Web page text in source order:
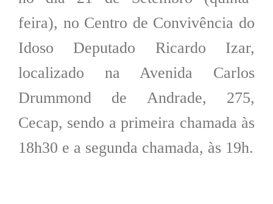
feira), no Centro de Convivência do
Idoso Deputado Ricardo Izar,
localizado na Avenida Carlos
Drummond de Andrade, 275,
Cecap, sendo a primeira chamada às
18h30 e a segunda chamada, às 19h.